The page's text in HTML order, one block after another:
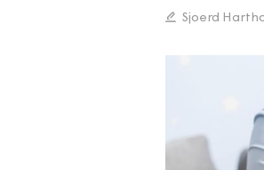
Sjoerd